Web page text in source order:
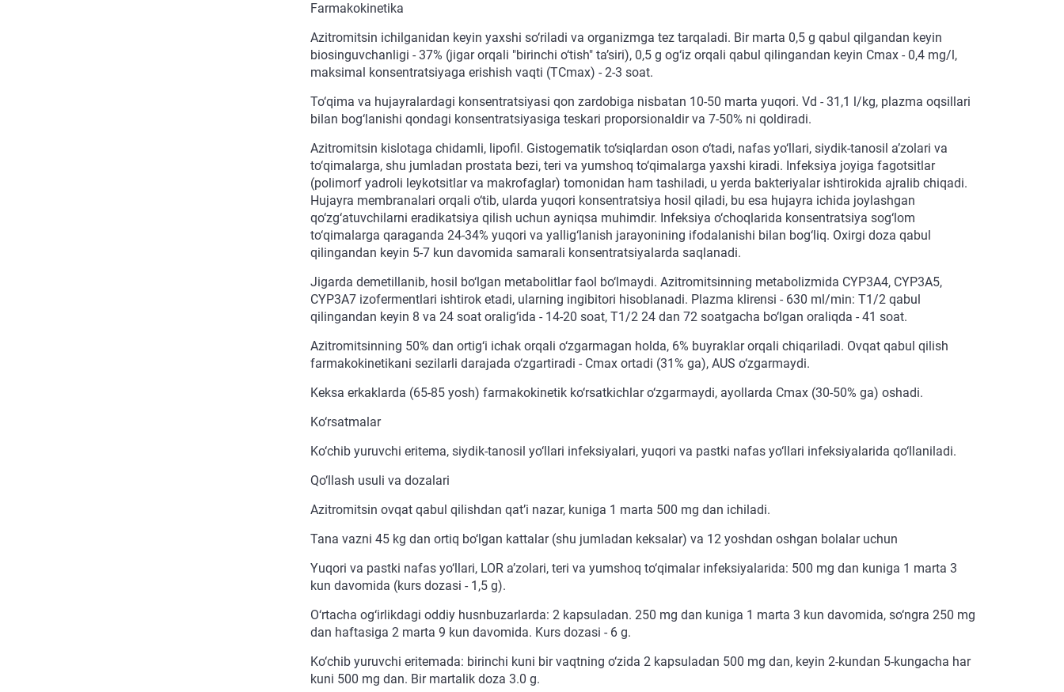
Farmakokinetika
Azitromitsin ichilganidan keyin yaxshi so‘riladi va organizmga tez tarqaladi. Bir marta 0,5 g qabul qilgandan keyin
biosinguvchanligi - 37% (jigar orqali "birinchi o‘tish" ta’siri), 0,5 g og‘iz orqali qabul qilingandan keyin Cmax - 0,4 mg/l,
maksimal konsentratsiyaga erishish vaqti (TCmax) - 2-3 soat.
To‘qima va hujayralardagi konsentratsiyasi qon zardobiga nisbatan 10-50 marta yuqori. Vd - 31,1 l/kg, plazma oqsillari
bilan bog‘lanishi qondagi konsentratsiyasiga teskari proporsionaldir va 7-50% ni qoldiradi.
Azitromitsin kislotaga chidamli, lipofil. Gistogematik to‘siqlardan oson o‘tadi, nafas yo‘llari, siydik-tanosil a’zolari va
to‘qimalarga, shu jumladan prostata bezi, teri va yumshoq to‘qimalarga yaxshi kiradi. Infeksiya joyiga fagotsitlar
(polimorf yadroli leykotsitlar va makrofaglar) tomonidan ham tashiladi, u yerda bakteriyalar ishtirokida ajralib chiqadi.
Hujayra membranalari orqali o‘tib, ularda yuqori konsentratsiya hosil qiladi, bu esa hujayra ichida joylashgan
qo‘zg‘atuvchilarni eradikatsiya qilish uchun ayniqsa muhimdir. Infeksiya o‘choqlarida konsentratsiya sog‘lom
to‘qimalarga qaraganda 24-34% yuqori va yallig‘lanish jarayonining ifodalanishi bilan bog‘liq. Oxirgi doza qabul
qilingandan keyin 5-7 kun davomida samarali konsentratsiyalarda saqlanadi.
Jigarda demetillanib, hosil bo‘lgan metabolitlar faol bo‘lmaydi. Azitromitsinning metabolizmida CYP3A4, CYP3A5,
CYP3A7 izofermentlari ishtirok etadi, ularning ingibitori hisoblanadi. Plazma klirensi - 630 ml/min: T1/2 qabul
qilingandan keyin 8 va 24 soat oralig‘ida - 14-20 soat, T1/2 24 dan 72 soatgacha bo‘lgan oraliqda - 41 soat.
Azitromitsinning 50% dan ortig‘i ichak orqali o‘zgarmagan holda, 6% buyraklar orqali chiqariladi. Ovqat qabul qilish
farmakokinetikani sezilarli darajada o‘zgartiradi - Cmax ortadi (31% ga), AUS o‘zgarmaydi.
Keksa erkaklarda (65-85 yosh) farmakokinetik ko‘rsatkichlar o‘zgarmaydi, ayollarda Cmax (30-50% ga) oshadi.
Ko‘rsatmalar
Ko‘chib yuruvchi eritema, siydik-tanosil yo‘llari infeksiyalari, yuqori va pastki nafas yo‘llari infeksiyalarida qo‘llaniladi.
Qo‘llash usuli va dozalari
Azitromitsin ovqat qabul qilishdan qat’i nazar, kuniga 1 marta 500 mg dan ichiladi.
Tana vazni 45 kg dan ortiq bo‘lgan kattalar (shu jumladan keksalar) va 12 yoshdan oshgan bolalar uchun
Yuqori va pastki nafas yo‘llari, LOR a’zolari, teri va yumshoq to‘qimalar infeksiyalarida: 500 mg dan kuniga 1 marta 3
kun davomida (kurs dozasi - 1,5 g).
O‘rtacha og‘irlikdagi oddiy husnbuzarlarda: 2 kapsuladan. 250 mg dan kuniga 1 marta 3 kun davomida, so‘ngra 250 mg
dan haftasiga 2 marta 9 kun davomida. Kurs dozasi - 6 g.
Ko‘chib yuruvchi eritemada: birinchi kuni bir vaqtning o‘zida 2 kapsuladan 500 mg dan, keyin 2-kundan 5-kungacha har
kuni 500 mg dan. Bir martalik doza 3.0 g.